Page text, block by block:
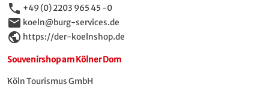
phone +49 (0) 2203 965 45 -0
email koeln@burg-services.de
public https://der-koelnshop.de
Souvenirshop am Kölner Dom
Köln Tourismus GmbH